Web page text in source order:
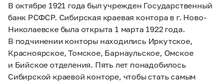
В октябре 1921 года был учрежден Государственный
банк РСФСР. Сибирская краевая контора в г. Ново-
Николаевске была открыта 1 марта 1922 года.
В подчинении конторы находились Иркутское,
Красноярское, Томское, Барнаульское, Омское
и Бийское отделения. Пять лет понадобилось
Сибирской краевой конторе, чтобы стать самым